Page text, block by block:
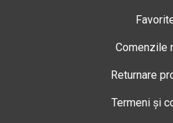
Comenzile
Returnare
Termeni și